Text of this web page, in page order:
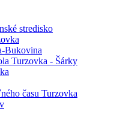
stredisko
Bukovina
Turzovka - Šárky
času Turzovka